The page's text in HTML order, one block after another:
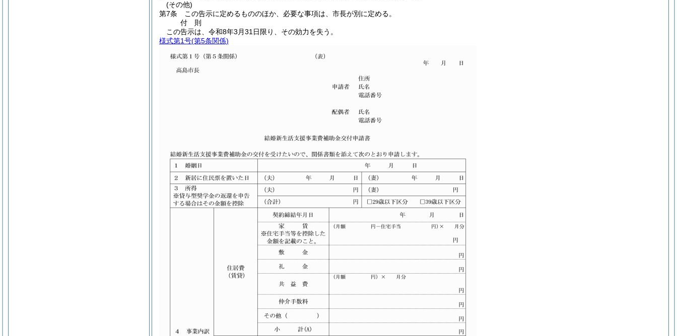
(その他)
第7条
この告示に定めるもののほか、必要な事項は、市長が別に定める。
付 則
この告示は、令和8年3月31日限り、その効力を失う。
様式第1号(第5条関係)